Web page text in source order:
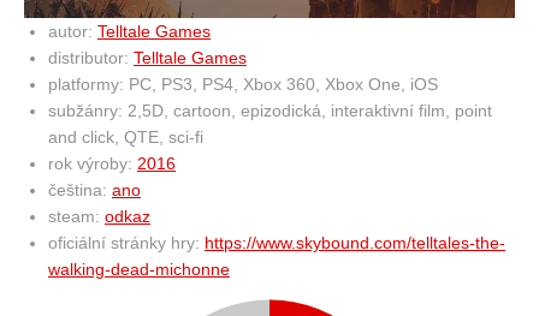
autor: Telltale Games
distributor: Telltale Games
platformy: PC, PS3, PS4, Xbox 360, Xbox One, iOS
subžánry: 2,5D, cartoon, epizodická, interaktivní film, point
and click, QTE, sci-fi
rok výroby: 2016
čeština: ano
steam: odkaz
oficiální stránky hry: https://www.skybound.com/telltales-the-
walking-dead-michonne